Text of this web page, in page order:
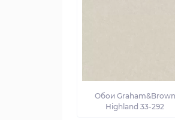
Обои Graham&Brown
Highland 33-292